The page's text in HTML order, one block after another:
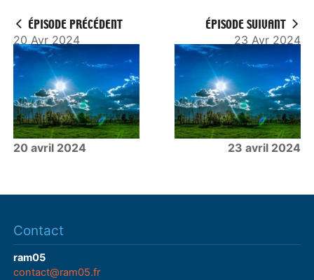
y
ÉPISODE PRÉCÉDENT
20 Avr 2024
20 avril 2024
ÉPISODE SUIVANT
23 Avr 2024
23 avril 2024
Contact
ram05
contact@ram05.fr